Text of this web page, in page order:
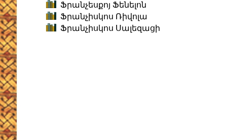
Ֆրանչեսքոյ Ֆենելոն
Ֆրանչիսկոս Ռիվոլա
Ֆրանչիսկոս Սալեզացի